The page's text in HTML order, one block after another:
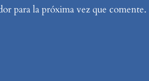
para la próxima vez que comente.